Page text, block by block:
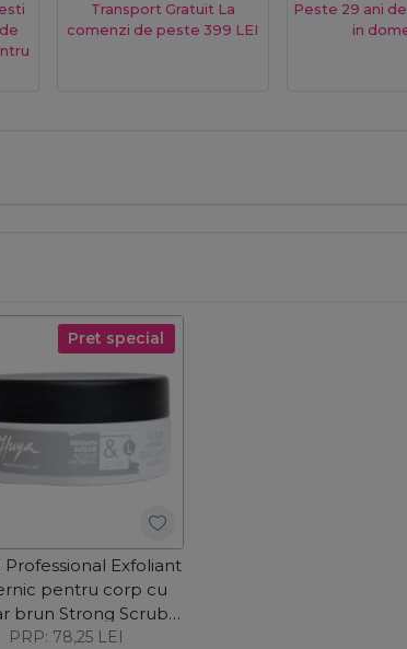
Transport Gratuit La
comenzi de peste 399 LEI
Peste 29 ani
in
Pret special
Professional Exfoliant
pentru corp cu
brun Strong Scrub
100ml
PRP: 78,25 LEI